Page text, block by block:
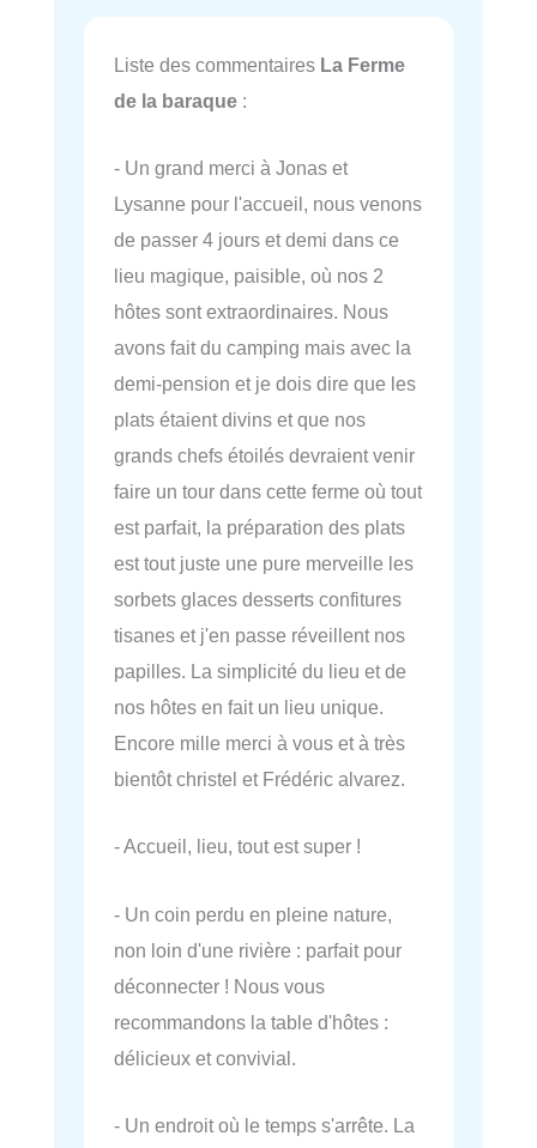
Liste des commentaires La Ferme
de la baraque :
- Un grand merci à Jonas et
Lysanne pour l'accueil, nous venons
de passer 4 jours et demi dans ce
lieu magique, paisible, où nos 2
hôtes sont extraordinaires. Nous
avons fait du camping mais avec la
demi-pension et je dois dire que les
plats étaient divins et que nos
grands chefs étoilés devraient venir
faire un tour dans cette ferme où tout
est parfait, la préparation des plats
est tout juste une pure merveille les
sorbets glaces desserts confitures
tisanes et j'en passe réveillent nos
papilles. La simplicité du lieu et de
nos hôtes en fait un lieu unique.
Encore mille merci à vous et à très
bientôt christel et Frédéric alvarez.
- Accueil, lieu, tout est super !
- Un coin perdu en pleine nature,
non loin d'une rivière : parfait pour
déconnecter ! Nous vous
recommandons la table d'hôtes :
délicieux et convivial.
- Un endroit où le temps s'arrête. La